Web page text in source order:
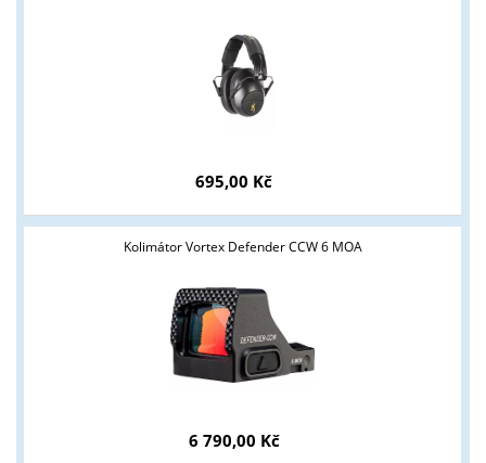
695,00 Kč
Kolimátor Vortex Defender CCW 6 MOA
6 790,00 Kč